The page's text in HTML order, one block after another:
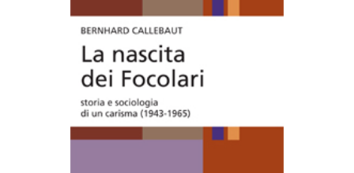
AGGIUNGI AL CARRELLO